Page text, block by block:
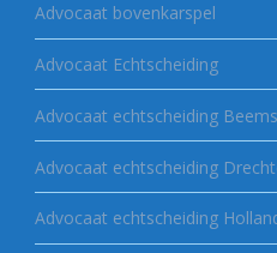
Advocaat bovenkarspel
Advocaat Echtscheiding
Advocaat echtscheiding
Advocaat echtscheiding
Advocaat echtscheiding